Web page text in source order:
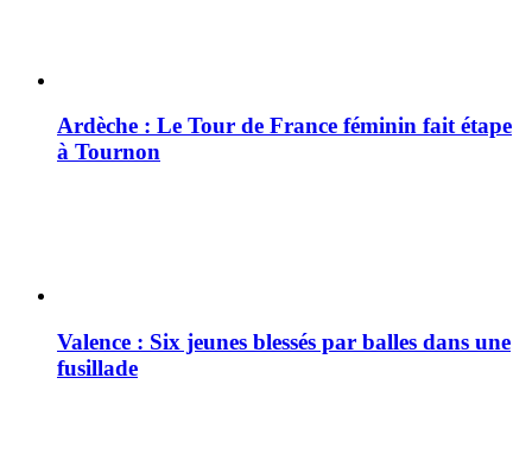
Ardèche : Le Tour de France féminin fait étape
à Tournon
Valence : Six jeunes blessés par balles dans une
fusillade